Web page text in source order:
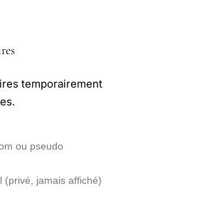
temporairement